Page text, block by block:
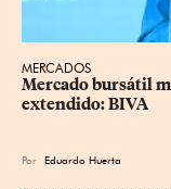
MERCADOS
Mercado bursátil
extendido: BIVA
Por Eduardo Huerta